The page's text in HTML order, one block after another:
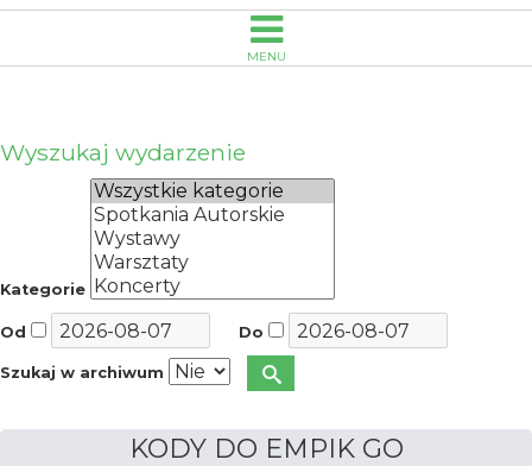
MENU
Wyszukaj wydarzenie
Kategorie
Od Do
Szukaj w archiwum
KODY DO EMPIK GO